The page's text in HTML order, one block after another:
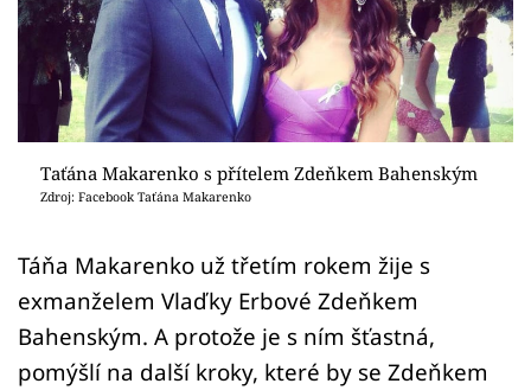
Sex a vztahy
Videa
Sledujte prima+
Přihlášení
Sledujte nás
Taťána Makarenko s přítelem Zdeňkem Bahenským
Zdroj: Facebook Taťána Makarenko
Táňa Makarenko už třetím rokem žije s
exmanželem Vlaďky Erbové Zdeňkem
Bahenským. A protože je s ním šťastná,
pomýšlí na další kroky, které by se Zdeňkem